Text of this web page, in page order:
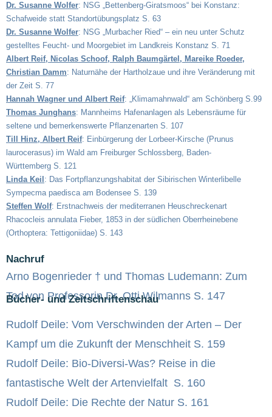
Dr. Susanne Wolfer: NSG „Bettenberg-Giratsmoos“ bei Konstanz:
Schafweide statt Standortübungsplatz S. 63
Dr. Susanne Wolfer: NSG „Murbacher Ried“ – ein neu unter Schutz
gestelltes Feucht- und Moorgebiet im Landkreis Konstanz S. 71
Albert Reif, Nicolas Schoof, Ralph Baumgärtel, Mareike Roeder,
Christian Damm: Naturnähe der Hartholzaue und ihre Veränderung mit
der Zeit S. 77
Hannah Wagner und Albert Reif: „Klimamahnwald“ am Schönberg S.99
Thomas Junghans: Mannheims Hafenanlagen als Lebensräume für
seltene und bemerkenswerte Pflanzenarten S. 107
Till Hinz, Albert Reif: Einbürgerung der Lorbeer-Kirsche (Prunus
laurocerasus) im Wald am Freiburger Schlossberg, Baden-
Württemberg S. 121
Linda Keil : Das Fortpflanzungshabitat der Sibirischen Winterlibelle
Sympecma paedisca am Bodensee S. 139
Steffen Wolf: Erstnachweis der mediterranen Heuschreckenart
Rhacocleis annulata Fieber, 1853 in der südlichen Oberrheinebene
(Orthoptera: Tettigoniidae) S. 143
Nachruf
Arno Bogenrieder † und Thomas Ludemann: Zum
Tod von Professorin Dr. Otti Wilmanns S. 147
Bücher- und Zeitschriftenschau
Rudolf Deile: Vom Verschwinden der Arten – Der
Kampf um die Zukunft der Menschheit S. 159
Rudolf Deile: Bio-Diversi-Was? Reise in die
fantastische Welt der Artenvielfalt S. 160
Rudolf Deile: Die Rechte der Natur S. 161